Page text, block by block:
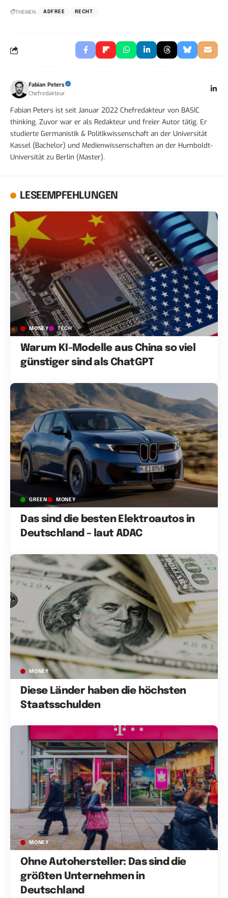
THEMEN: ADFREE RECHT
Fabian Peters
Chefredakteur
Fabian Peters ist seit Januar 2022 Chefredakteur von BASIC
thinking. Zuvor war er als Redakteur und freier Autor tätig. Er
studierte Germanistik & Politikwissenschaft an der Universität
Kassel (Bachelor) und Medienwissenschaften an der Humboldt-
Universität zu Berlin (Master).
LESEEMPFEHLUNGEN
MONEY TECH
Warum KI-Modelle aus China so viel
günstiger sind als ChatGPT
GREEN MONEY
Das sind die besten Elektroautos in
Deutschland – laut ADAC
MONEY
Diese Länder haben die höchsten
Staatsschulden
MONEY
Ohne Autohersteller: Das sind die
größten Unternehmen in
Deutschland